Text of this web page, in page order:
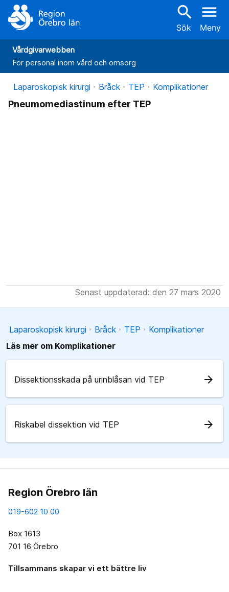
search
Sök
menu
Meny
Vårdgivarwebben
För personal inom vård och omsorg
Laparoskopisk kirurgi Bråck TEP Komplikationer
Pneumomediastinum efter TEP
Senast uppdaterad: den 27 mars 2020
Laparoskopisk kirurgi Bråck TEP
Komplikationer
Läs mer om Komplikationer
Dissektionsskada på urinblåsan vid TEP arrow_forward
Riskabel dissektion vid TEP arrow_forward
Region Örebro län
019-602 10 00
Box 1613
701 16 Örebro
Tillsammans skapar vi ett bättre liv